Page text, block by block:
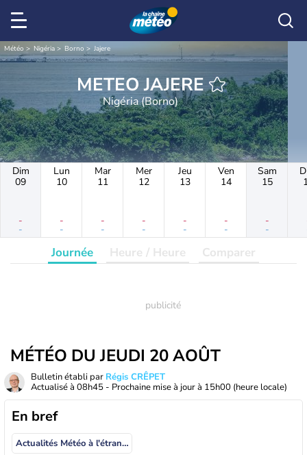
Météo Nigéria Borno Jajere
METEO JAJERE
Nigéria (Borno)
Dim
09
-
-
Lun
10
-
-
Mar
11
-
-
Mer
12
-
-
Jeu
13
-
-
Ven
14
-
-
Sam
15
-
-
Journée Heure / Heure Comparer
MÉTÉO DU JEUDI 20 AOÛT
Bulletin établi par Régis CRÊPET
Actualisé à 08h45 - Prochaine mise à jour à 15h00 (heure locale)
En bref
Actualités Météo à l'étranger